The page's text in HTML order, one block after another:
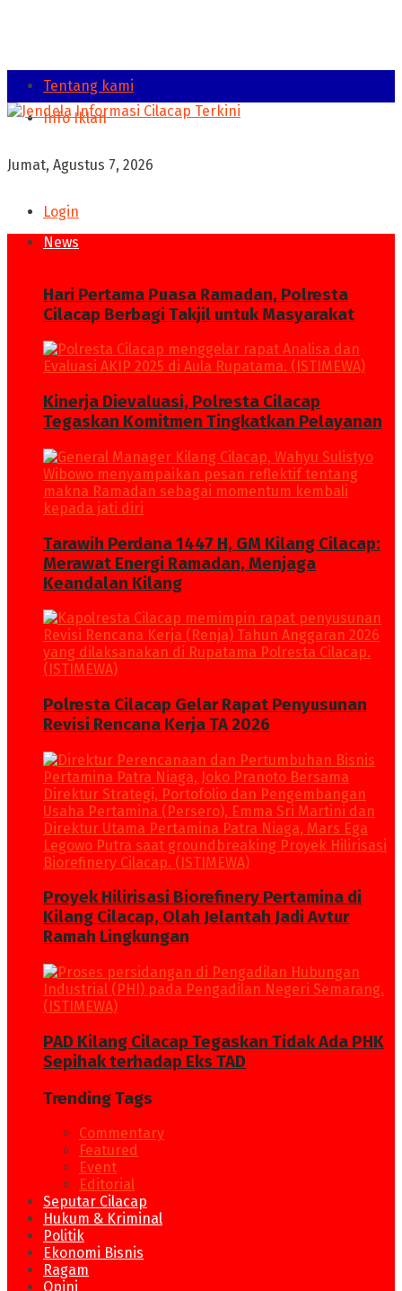
Tentang kami
Info Iklan
Jumat, Agustus 7, 2026
Login
News
Hari Pertama Puasa Ramadan, Polresta
Cilacap Berbagi Takjil untuk Masyarakat
Kinerja Dievaluasi, Polresta Cilacap
Tegaskan Komitmen Tingkatkan Pelayanan
Tarawih Perdana 1447 H, GM Kilang Cilacap:
Merawat Energi Ramadan, Menjaga
Keandalan Kilang
Polresta Cilacap Gelar Rapat Penyusunan
Revisi Rencana Kerja TA 2026
Proyek Hilirisasi Biorefinery Pertamina di
Kilang Cilacap, Olah Jelantah Jadi Avtur
Ramah Lingkungan
PAD Kilang Cilacap Tegaskan Tidak Ada PHK
Sepihak terhadap Eks TAD
Trending Tags
Commentary
Featured
Event
Editorial
Seputar Cilacap
Hukum & Kriminal
Politik
Ekonomi Bisnis
Ragam
Opini